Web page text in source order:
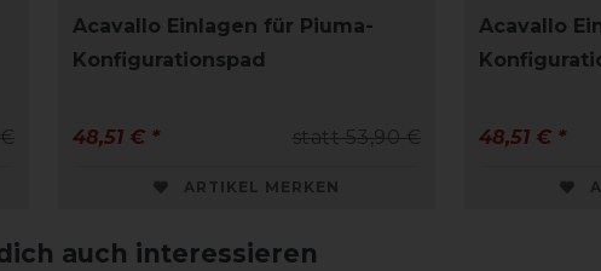
Acavallo Einlagen für Piuma-
Konfigurationspad
statt 53,90 €
48,51 € *
ARTIKEL MERKEN
Acavallo
48,51 € *
auch interessieren